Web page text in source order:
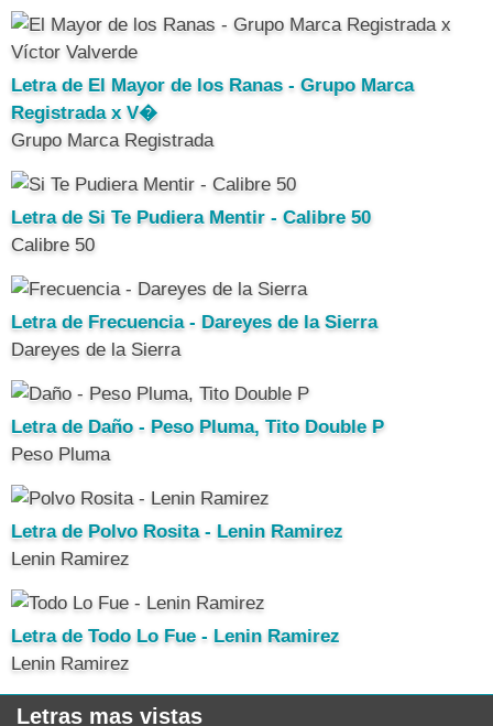
Letra de El Mayor de los Ranas - Grupo Marca
Registrada x V�
Grupo Marca Registrada
Letra de Si Te Pudiera Mentir - Calibre 50
Calibre 50
Letra de Frecuencia - Dareyes de la Sierra
Dareyes de la Sierra
Letra de Daño - Peso Pluma, Tito Double P
Peso Pluma
Letra de Polvo Rosita - Lenin Ramirez
Lenin Ramirez
Letra de Todo Lo Fue - Lenin Ramirez
Lenin Ramirez
Letras mas vistas